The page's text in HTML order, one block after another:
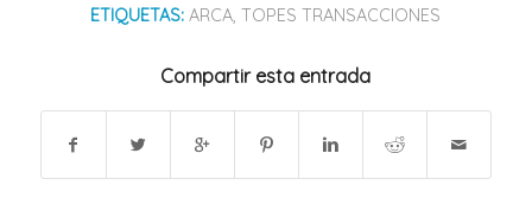
ETIQUETAS: ARCA,TOPES TRANSACCIONES
Compartir esta entrada